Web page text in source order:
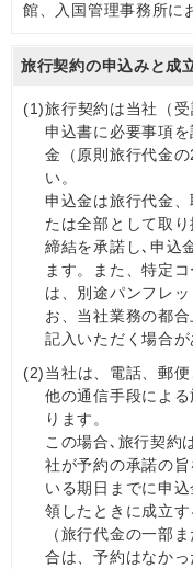
館、入国管理事務所に
旅行契約の申込みと成
(1)旅行契約は当社（
申込書に必要事項
金（原則旅行代金
い。
申込金は旅行代金
たは全部として取
締結を承諾し､申込
ます。また、特定
は、別途パンフレ
お、当社業務の都
記入いただく場合が
(2)当社は、電話、郵
他の通信手段によ
ります。
この場合､旅行契約
社が予約の承諾の
いる期日までに申
領したときに成立
（旅行代金の一部
合は、予約はなか